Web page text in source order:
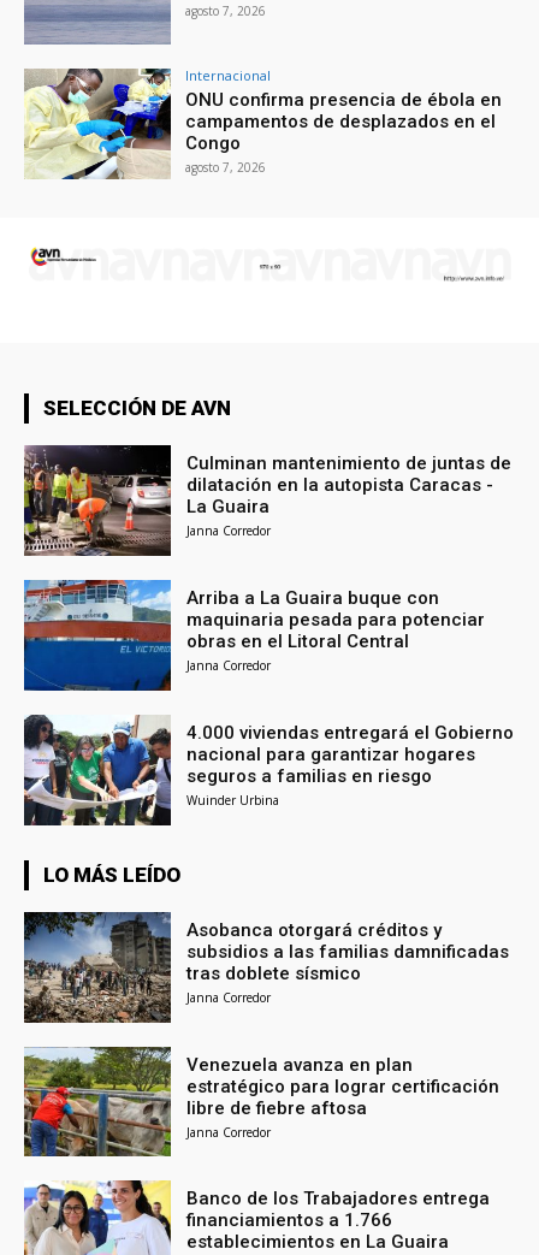
agosto 7, 2026
Internacional
ONU confirma presencia de ébola en
campamentos de desplazados en el
Congo
agosto 7, 2026
SELECCIÓN DE AVN
Culminan mantenimiento de juntas de
dilatación en la autopista Caracas -
La Guaira
Janna Corredor
Arriba a La Guaira buque con
maquinaria pesada para potenciar
obras en el Litoral Central
Janna Corredor
4.000 viviendas entregará el Gobierno
nacional para garantizar hogares
seguros a familias en riesgo
Wuinder Urbina
LO MÁS LEÍDO
Asobanca otorgará créditos y
subsidios a las familias damnificadas
tras doblete sísmico
Janna Corredor
Venezuela avanza en plan
estratégico para lograr certificación
libre de fiebre aftosa
Janna Corredor
Banco de los Trabajadores entrega
financiamientos a 1.766
establecimientos en La Guaira